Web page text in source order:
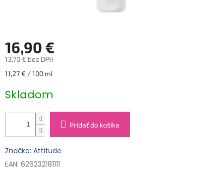
16,90 €
13,70 € bez DPH
Jednotková
11,27 € / 100 ml
Skladom
Pridať do košíka
Značka: Attitude
EAN: 626232181111